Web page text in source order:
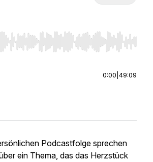
Right to seek, Home/End to jump to
0:00 49:09
Podcastfolge sprechen
ein Thema, das das Herzstück